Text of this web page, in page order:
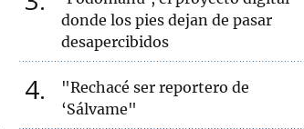
donde los pies dejan de pasar
desapercibidos
4
"Rechacé ser reportero de
‘Sálvame"